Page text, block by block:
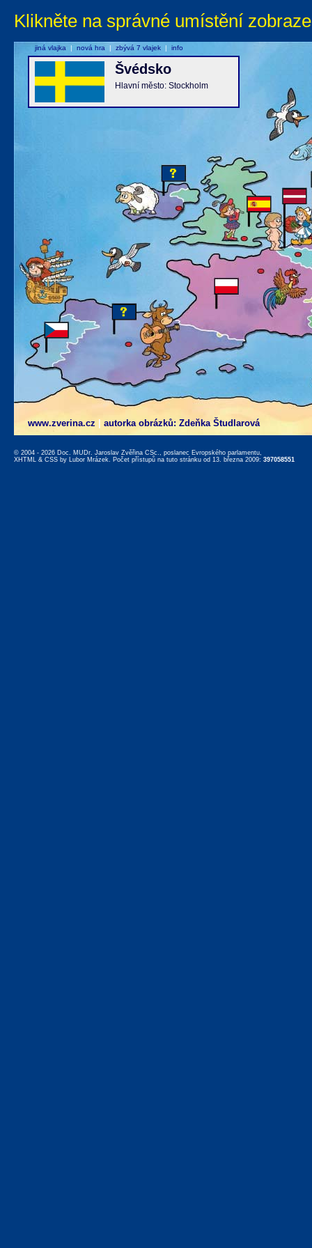
Klikněte na správné umístění
www.zverina.cz autorka obrázků: Zdeňka Študlarová
Švédsko
Hlavní město: Stockholm
jiná vlajka | nová hra | zbývá 7 vlajek | info
© 2004 - 2026 Doc. MUDr. Jaroslav Zvěřina CSc., poslanec Evropského parlamentu,
XHTML & CSS by Lubor Mrázek. Počet přístupů na tuto stránku od 13. března 2009: 397058551